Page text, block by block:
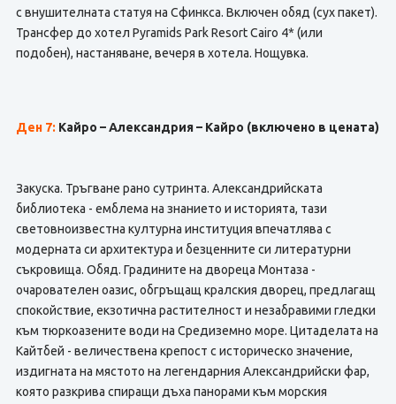
с внушителната статуя на Сфинкса. Включен обяд (сух пакет).
Трансфер до хотел Pyramids Park Resort Cairo 4* (или
подобен), настаняване, вечеря в хотела. Нощувка.
Ден 7: Кайро – Александрия – Кайро (включено в цената)
Закуска. Тръгване рано сутринта. Александрийската
библиотека - емблема на знанието и историята, тази
световноизвестна културна институция впечатлява с
модерната си архитектура и безценните си литературни
съкровища. Обяд. Градините на двореца Монтаза -
очарователен оазис, обгръщащ кралския дворец, предлагащ
спокойствие, екзотична растителност и незабравими гледки
към тюркоазените води на Средиземно море. Цитаделата на
Кайтбей - величествена крепост с историческо значение,
издигната на мястото на легендарния Александрийски фар,
която разкрива спиращи дъха панорами към морския